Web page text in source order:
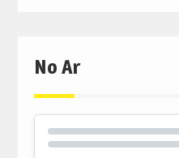
No Ar